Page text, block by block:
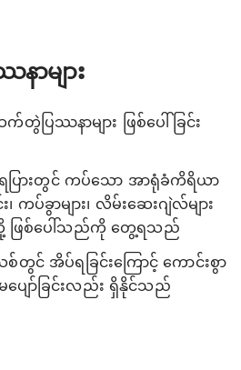
ာများ
တွဲပြဿနာများ ဖြစ်ပေါ်ခြင်း
ေပြားတွင် ကပ်သော အာရုံခံကိရိယာ
၊ ကပ်ခွာများ၊ လိမ်းဆေးဂျဲလ်များ
ဖြစ်ပေါ်သည်ကို တွေ့ရသည်
တွင် အိပ်ရခြင်းကြောင့် ကောင်းစွာ
ျော်ခြင်းလည်း ရှိနိုင်သည်